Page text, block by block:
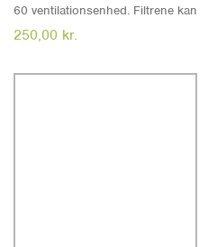
60 ventilationsenhed. Filtrene kan
rengøres, men bør udskiftes efter
250,00 kr.